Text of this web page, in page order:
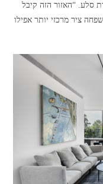
סלע. “האזור הזה קיבל
ציר מרכזי יותר אפילו